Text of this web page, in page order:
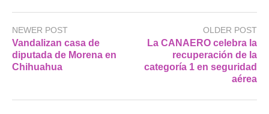
NEWER POST
Vandalizan casa de
diputada de Morena en
Chihuahua
OLDER POST
La CANAERO celebra la
recuperación de la
categoría 1 en seguridad
aérea